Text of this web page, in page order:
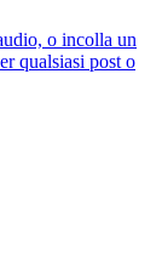
o incolla un
qualsiasi post o